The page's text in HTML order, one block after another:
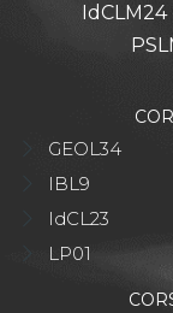
GEOL34
IBL9
IdCL23
LP01